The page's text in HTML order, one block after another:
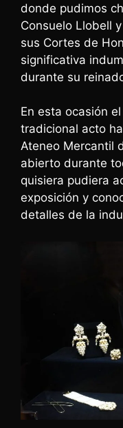
donde pudimos
Consuelo Llobell
sus Cortes de
significativa
durante su
En esta ocasión
tradicional acto
Ateneo Mercantil
abierto durante
quisiera pudiera
exposición y
detalles de la